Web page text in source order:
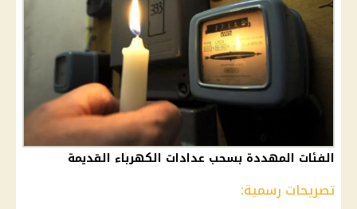
الفئات المهددة بسحب عدادات الكهرباء القديمة
تصريحات رسمية: